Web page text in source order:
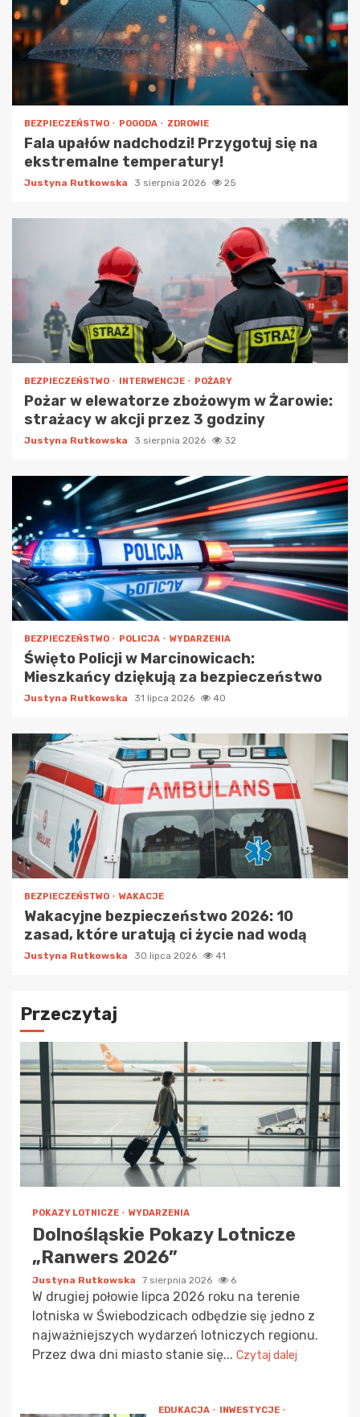
BEZPIECZEŃSTWO POGODA ZDROWIE
Fala upałów nadchodzi! Przygotuj się na
ekstremalne temperatury!
Justyna Rutkowska 3 sierpnia 2026 25
BEZPIECZEŃSTWO INTERWENCJE POŻARY
Pożar w elewatorze zbożowym w Żarowie:
strażacy w akcji przez 3 godziny
Justyna Rutkowska 3 sierpnia 2026 32
BEZPIECZEŃSTWO POLICJA WYDARZENIA
Święto Policji w Marcinowicach:
Mieszkańcy dziękują za bezpieczeństwo
Justyna Rutkowska 31 lipca 2026 40
BEZPIECZEŃSTWO WAKACJE
Wakacyjne bezpieczeństwo 2026: 10
zasad, które uratują ci życie nad wodą
Justyna Rutkowska 30 lipca 2026 41
Przeczytaj
POKAZY LOTNICZE WYDARZENIA
Dolnośląskie Pokazy Lotnicze
„Ranwers 2026”
Justyna Rutkowska 7 sierpnia 2026 6
W drugiej połowie lipca 2026 roku na terenie
lotniska w Świebodzicach odbędzie się jedno z
najważniejszych wydarzeń lotniczych regionu.
Przez dwa dni miasto stanie się... Czytaj dalej
EDUKACJA
INWESTYCJE